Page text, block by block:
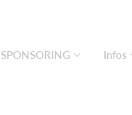
SPONSORING Infos